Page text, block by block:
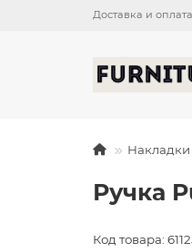
Доставка и оплата
Ручка
Код товара: